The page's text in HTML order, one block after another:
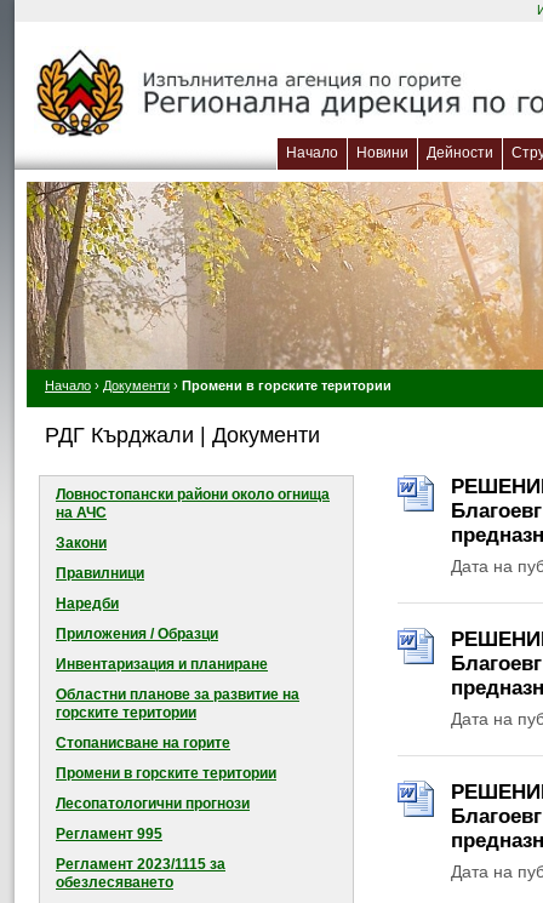
Начало Новини Дейности
Начало › Документи › Промени в горските територии
РДГ Кърджали | Документи
Ловностопански райони около огнищa
на АЧС
Закони
Правилници
Наредби
Приложения / Образци
Инвентаризация и планиране
Областни планове за развитие на
горските територии
Стопанисване на горите
Промени в горските територии
Лесопатологични прогнози
Регламент 995
Регламент 2023/1115 за
обезлесяването
Дата на
Дата на
Дата на